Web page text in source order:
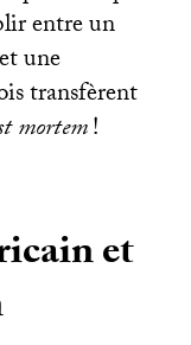
entre un
une
transfèrent
mortem!
et